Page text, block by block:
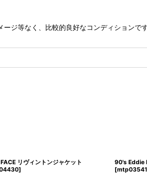
ジ等なく、比較的良好なコンディションです
リヴィントンジャケット
]
90's Eddie
[